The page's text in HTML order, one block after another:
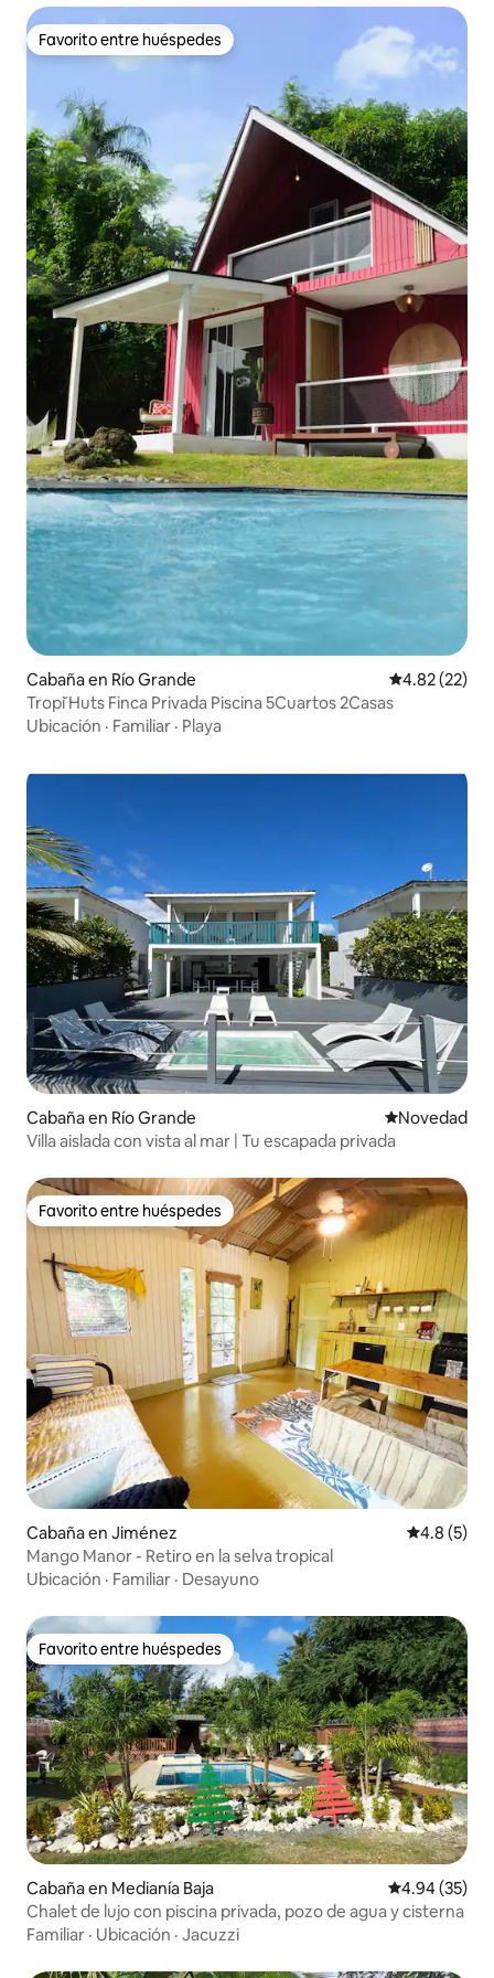
Favorito entre huéspedes
Favorito entre huéspedes
Cabaña en Río Grande Calificación
4.82 (22)
Tropĭ Huts Finca Privada Piscina 5Cuartos 2Casas
Ubicación · Familiar · Playa
Cabaña en Río Grande Lugar para
Novedad
Villa aislada con vista al mar | Tu escapada privada
Favorito entre huéspedes
Favorito entre huéspedes
Cabaña en Jiménez
4.8 (5)
Mango Manor - Retiro en la selva tropical
Ubicación · Familiar · Desayuno
Favorito entre huéspedes
Favorito entre huéspedes
Cabaña en Medianía Baja Calificación
4.94 (35)
Chalet de lujo con piscina privada, pozo de agua y cisterna
Familiar · Ubicación · Jacuzzi